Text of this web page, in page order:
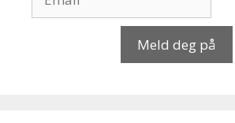
Meld deg på